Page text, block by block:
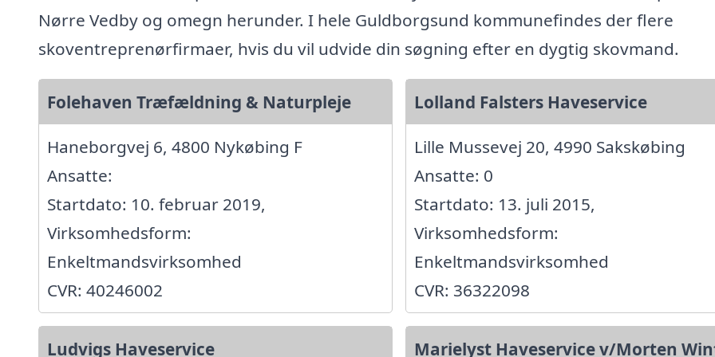
Nørre Vedby og omegn herunder. I hele Guldborgsund kommunefindes der flere
skoventreprenørfirmaer, hvis du vil udvide din søgning efter en dygtig skovmand.
Folehaven Træfældning & Naturpleje
Haneborgvej 6, 4800 Nykøbing F
Ansatte:
Startdato: 10. februar 2019,
Virksomhedsform:
Enkeltmandsvirksomhed
CVR: 40246002
Lolland Falsters Haveservice
Lille Mussevej 20, 4990 Sakskøbing
Ansatte: 0
Startdato: 13. juli 2015,
Virksomhedsform:
Enkeltmandsvirksomhed
CVR: 36322098
Ludvigs Haveservice Marielyst Haveservice v/Morten